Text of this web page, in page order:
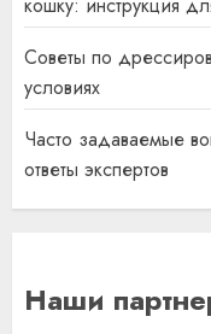
Советы по
условиях
Часто задаваемые
ответы экспертов
Наши